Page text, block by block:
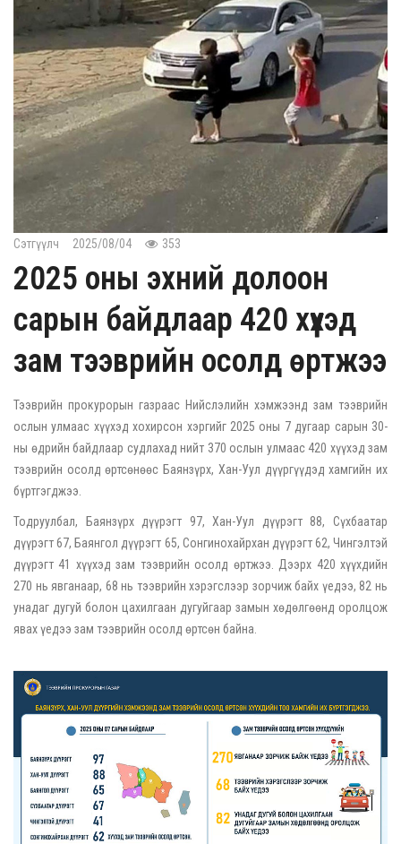
Сэтгүүлч 2025/08/04 353
2025 оны эхний долоон
сарын байдлаар 420 хүүхэд
зам тээврийн осолд өртжээ
Тээврийн прокурорын газраас Нийслэлийн хэмжээнд зам тээврийн
ослын улмаас хүүхэд хохирсон хэргийг 2025 оны 7 дугаар сарын 30-
ны өдрийн байдлаар судлахад нийт 370 ослын улмаас 420 хүүхэд зам
тээврийн осолд өртсөнөөс Баянзүрх, Хан-Уул дүүргүүдэд хамгийн их
бүртгэгджээ.
Тодруулбал, Баянзүрх дүүрэгт 97, Хан-Уул дүүрэгт 88, Сүхбаатар
дүүрэгт 67, Баянгол дүүрэгт 65, Сонгинохайрхан дүүрэгт 62, Чингэлтэй
дүүрэгт 41 хүүхэд зам тээврийн осолд өртжээ. Дээрх 420 хүүхдийн
270 нь явганаар, 68 нь тээврийн хэрэгслээр зорчиж байх үедээ, 82 нь
унадаг дугуй болон цахилгаан дугуйгаар замын хөдөлгөөнд оролцож
явах үедээ зам тээврийн осолд өртсөн байна.